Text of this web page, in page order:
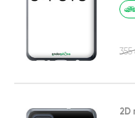
355
2D